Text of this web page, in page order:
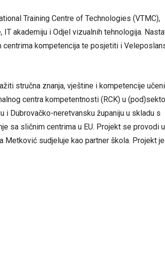
Training Centre of Technologies (VTMC),
akademiju i Odjel vizualnih tehnologija.
kompetencija te posjetiti i
stručna znanja, vještine i kompetencije
centra kompetentnosti (RCK) u
Dubrovačko-neretvansku županiju u skladu s
sa sličnim centrima u EU. Projekt se provodi
Metković sudjeluje kao partner škola. Projekt je